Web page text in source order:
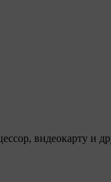
видеокарту и